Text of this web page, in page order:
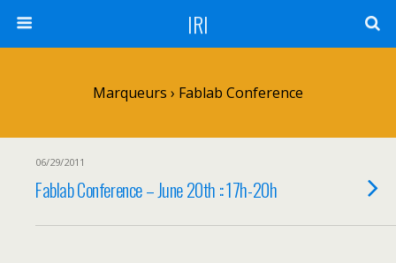
IRI
Marqueurs › Fablab Conference
06/29/2011
Fablab Conference – June 20th :: 17h-20h